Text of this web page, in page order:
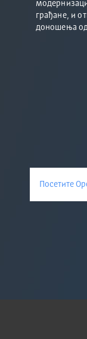
грађане, и
доношења
Посетите